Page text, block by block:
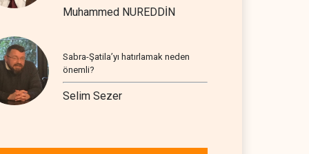
Muhammed NUREDDİN
Sabra-Şatila’yı hatırlamak neden
önemli?
Selim Sezer